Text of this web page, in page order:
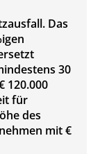
Das
30
120.000
für
des
mit €